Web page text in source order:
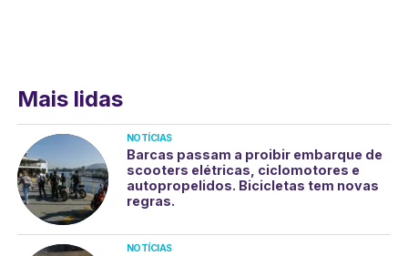
Mais lidas
NOTÍCIAS
Barcas passam a proibir embarque de
scooters elétricas, ciclomotores e
autopropelidos. Bicicletas tem novas
regras.
NOTÍCIAS